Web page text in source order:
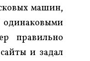
машин,
одинаковыми
правильно
и задал